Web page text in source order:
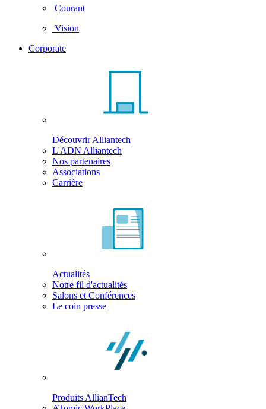
Courant
Vision
Corporate
Découvrir Alliantech
L'ADN Alliantech
Nos partenaires
Associations
Carrière
Actualités
Notre fil d'actualités
Salons et Conférences
Le coin presse
Produits AllianTech